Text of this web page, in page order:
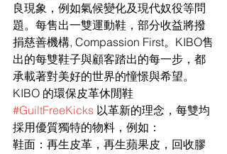
良現象，例如氣候變化及現代奴役等問
題。每售出一雙運動鞋，部分收益將撥
捐慈善機構, Compassion First。KIBO售
出的每雙鞋子與顧客踏出的每一步，都
承載著對美好的世界的憧憬與希望。
KIBO 的環保皮革休閒鞋
#GuiltFreeKicks 以革新的理念，每雙均
採用優質獨特的物料，例如：
鞋面：再生皮革，再生蘋果皮，回收膠